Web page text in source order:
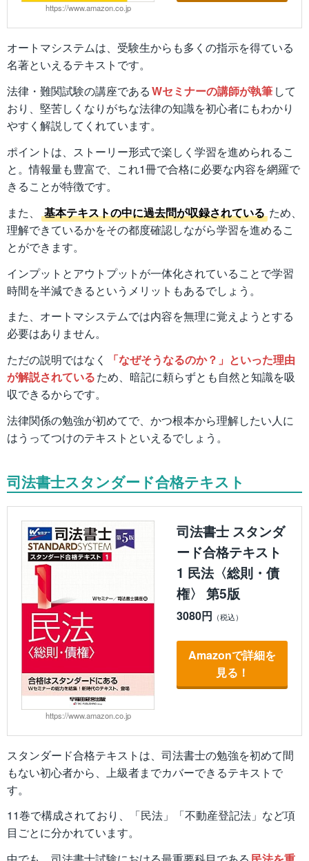
https://www.amazon.co.jp
オートマシステムは、受験生からも多くの指示を得ている
名著といえるテキストです。
法律・難関試験の講座であるWセミナーの講師が執筆 して
おり、堅苦しくなりがちな法律の知識を初心者にもわかり
やすく解説してくれています。
ポイントは、ストーリー形式で楽しく学習を進められるこ
と。情報量も豊富で、これ1冊で合格に必要な内容を網羅で
きることが特徴です。
また、
基本テキストの中に過去問が収録されている ため、
理解できているかをその都度確認しながら学習を進めるこ
とができます。
インプットとアウトプットが一体化されていることで学習
時間を半減できるというメリットもあるでしょう。
また、オートマシステムでは内容を無理に覚えようとする
必要はありません。
ただの説明ではなく
「なぜそうなるのか？」といった理由
が解説されているため、暗記に頼らずとも自然と知識を吸
収できるからです。
法律関係の勉強が初めてで、かつ根本から理解したい人に
はうってつけのテキストといえるでしょう。
司法書士スタンダード合格テキスト
https://www.amazon.co.jp
司法書士 スタンダ
ード合格テキスト
1 民法〈総則・債
権〉 第5版
3080円
Amazonで詳細を
見る！
スタンダード合格テキストは、司法書士の勉強を初めて間
もない初心者から、上級者までカバーできるテキストで
す。
11巻で構成されており、「民法」「不動産登記法」など項
目ごとに分かれています。